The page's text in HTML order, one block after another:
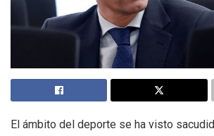
El ámbito del deporte se ha visto